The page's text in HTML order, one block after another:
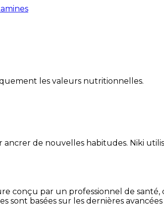
les valeurs nutritionnelles.
de nouvelles habitudes. Niki
conçu par un professionnel de santé,
sont basées sur les dernières